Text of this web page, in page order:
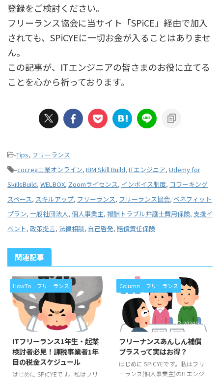
登録をご検討ください。
フリーランス協会に当サイト「SPiCE」経由で加入
されても、SPiCYEに一切お金が入ることはありませ
ん。
この記事が、ITエンジニアの皆さまのお役に立てる
ことを心から祈っております。
-Tips, フリーランス
-cocrea士業オンライン, IBM Skill Build, ITエンジニア, Udemy for
SkillsBuild, WELBOX, Zoomライセンス, インボイス制度, コワーキング
スペース, スキルアップ, フリーランス, フリーランス協会, ベネフィット
プラン, 一般社団法人, 個人事業主, 報酬トラブル弁護士費用保険, 支援イ
ベント, 政策提言, 法律相談, 自己啓発, 賠償責任保険
関連記事
HowTo フリーランス
2024/3/30
ITフリーランス1年生・起業
検討者必見！課税事業者1年
目の税金スケジュール
はじめに SPiCYEです。私はフリ
Column フリーランス
2024/3/18
フリーナンスあんしん補償
プラスって実はお得？
はじめに SPiCYEです。私はフリ
ーランス(個人事業主)のITエンジ